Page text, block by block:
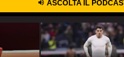
ASCOLTA IL